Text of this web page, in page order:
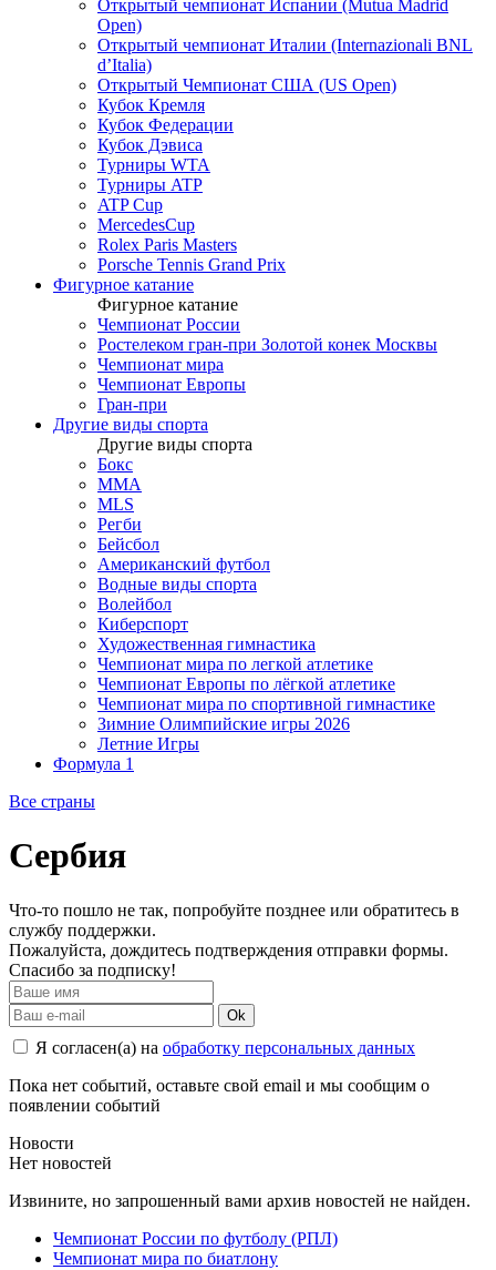
Открытый чемпионат Испании (Mutua Madrid
Open)
Открытый чемпионат Италии (Internazionali BNL
d’Italia)
Открытый Чемпионат США (US Open)
Кубок Кремля
Кубок Федерации
Кубок Дэвиса
Турниры WTA
Турниры ATP
ATP Cup
MercedesCup
Rolex Paris Masters
Porsche Tennis Grand Prix
Фигурное катание
Фигурное катание
Чемпионат России
Ростелеком гран-при Золотой конек Москвы
Чемпионат мира
Чемпионат Европы
Гран-при
Другие виды спорта
Другие виды спорта
Бокс
MMA
MLS
Регби
Бейсбол
Американский футбол
Водные виды спорта
Волейбол
Киберспорт
Художественная гимнастика
Чемпионат мира по легкой атлетике
Чемпионат Европы по лёгкой атлетике
Чемпионат мира по спортивной гимнастике
Зимние Олимпийские игры 2026
Летние Игры
Формула 1
Все страны
Сербия
Что-то пошло не так, попробуйте позднее или обратитесь в
службу поддержки.
Пожалуйста, дождитесь подтверждения отправки формы.
Спасибо за подписку!
Ok
Я согласен(а) на обработку персональных данных
Пока нет событий, оставьте свой email и мы сообщим о
появлении событий
Новости
Нет новостей
Извините, но запрошенный вами архив новостей не найден.
Чемпионат России по футболу (РПЛ)
Чемпионат мира по биатлону